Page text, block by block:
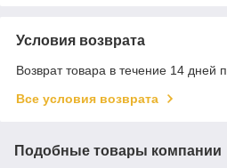
Условия возврата
Возврат товара в течение 14 дней
Все условия возврата
Подобные товары компании